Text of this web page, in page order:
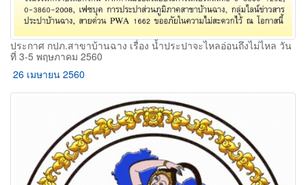
ประกาศ กปภ.สาขาบ้านฉาง เรื่อง น้ำประปาจะไหลอ่อนถึงไม่ไหล วัน
ที่ 3-5 พฤษภาคม 2560
26 เมษายน 2560